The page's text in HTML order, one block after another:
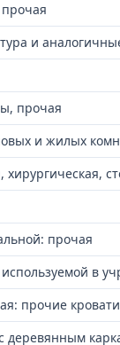
и
прочая
и жилых
прочая
в
прочие кровати
деревянным